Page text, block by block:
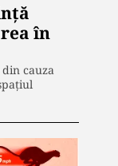
în
cauza